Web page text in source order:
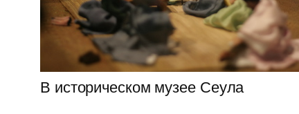
В историческом музее Сеула